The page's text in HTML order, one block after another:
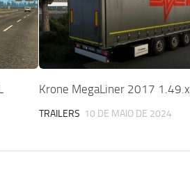
Krone MegaLiner 2017 1.49.x
TRAILERS 10 DE MAIO DE 2024